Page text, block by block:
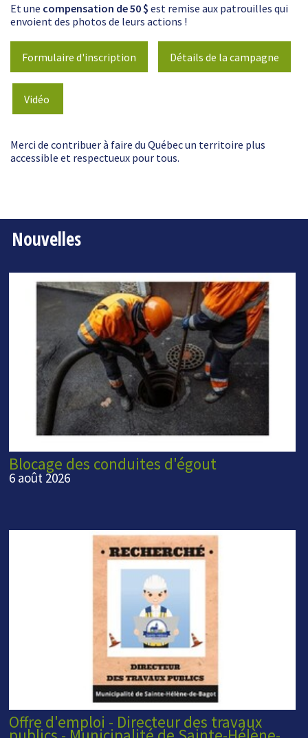
Et une compensation de 50 $ est remise aux patrouilles qui
envoient des photos de leurs actions !
Formulaire d'inscription Détails de la campagne
Vidéo
Merci de contribuer à faire du Québec un territoire plus
accessible et respectueux pour tous.
Nouvelles
Blocage des conduites d'égout
6 août 2026
Offre d'emploi - Directeur des travaux